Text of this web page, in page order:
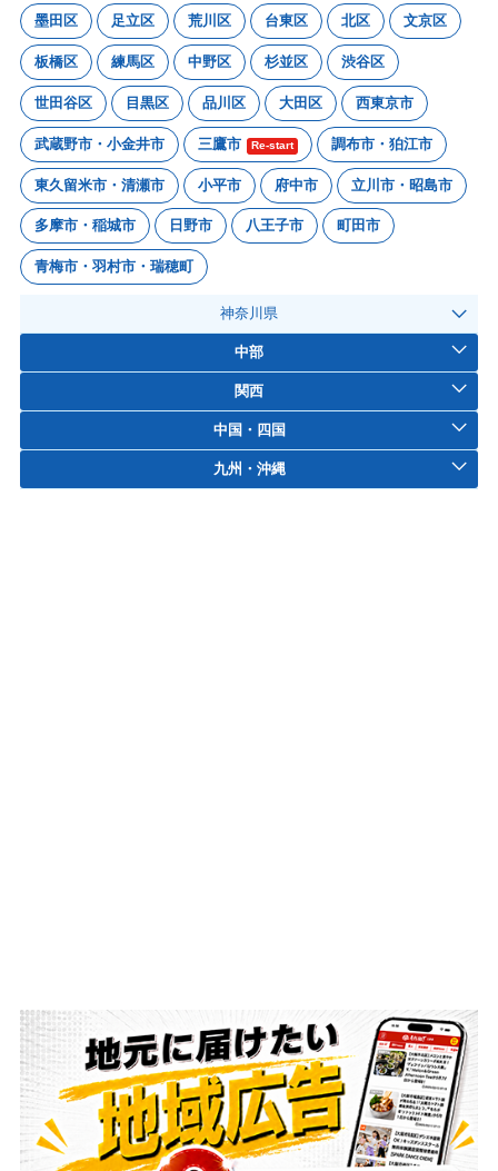
墨田区 足立区 荒川区 台東区 北区 文京区
板橋区 練馬区 中野区 杉並区 渋谷区
世田谷区 目黒区 品川区 大田区 西東京市
武蔵野市・小金井市 三鷹市 Re-start 調布市・狛江市
東久留米市・清瀬市 小平市 府中市 立川市・昭島市
多摩市・稲城市 日野市 八王子市 町田市
青梅市・羽村市・瑞穂町
神奈川県
中部
関西
中国・四国
九州・沖縄